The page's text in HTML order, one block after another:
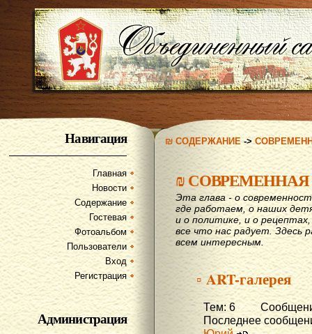
Навигация
Главная
Новости
Содержание
Гостевая
Фотоальбом
Пользователи
Вход
Регистрация
Администрация
₪ СОДЕРЖАНИЕ->
₪СОВРЕМЕННАЯ
Эта глава - о
где работаем, о наших
и о политике, и о
все что нас радует. Здесь
всем интересным.
▫ ART-галерея
Тем: 6
Последнее